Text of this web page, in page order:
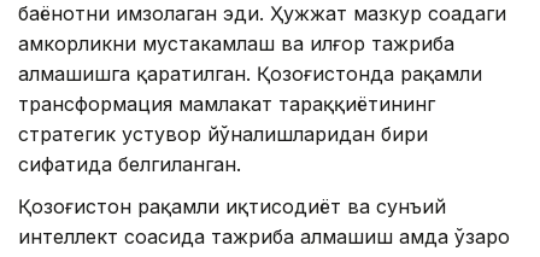
баёнотни имзолаган эди. Ҳужжат мазкур соҳадаги
ҳамкорликни мустаҳкамлаш ва илғор тажриба
алмашишга қаратилган. Қозоғистонда рақамли
трансформация мамлакат тараққиётининг
стратегик устувор йўналишларидан бири
сифатида белгиланган.
Қозоғистон рақамли иқтисодиёт ва сунъий
интеллект соҳасида тажриба алмашиш ҳамда ўзаро